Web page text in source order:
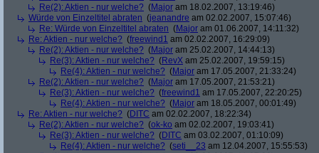
Re(2): Aktien - nur welche? (Major am 18.02.2007, 13:19:46)
Würde von Einzeltitel abraten (jeanandre am 02.02.2007, 15:07:46)
Re: Würde von Einzeltitel abraten (Major am 01.06.2007, 14:11:32)
Re: Aktien - nur welche? (freewind1 am 02.02.2007, 16:29:09)
Re(2): Aktien - nur welche? (Major am 25.02.2007, 14:44:13)
Re(3): Aktien - nur welche? (RevX am 25.02.2007, 19:59:15)
Re(4): Aktien - nur welche? (Major am 17.05.2007, 21:33:24)
Re(2): Aktien - nur welche? (Major am 17.05.2007, 21:53:21)
Re(3): Aktien - nur welche? (freewind1 am 17.05.2007, 22:20:25)
Re(4): Aktien - nur welche? (Major am 18.05.2007, 00:01:49)
Re: Aktien - nur welche? (DITC am 02.02.2007, 18:22:34)
Re(2): Aktien - nur welche? (ok-ko am 02.02.2007, 19:03:41)
Re(3): Aktien - nur welche? (DITC am 03.02.2007, 01:10:09)
Re(4): Aktien - nur welche? (seti__23 am 12.04.2007, 15:55:53)